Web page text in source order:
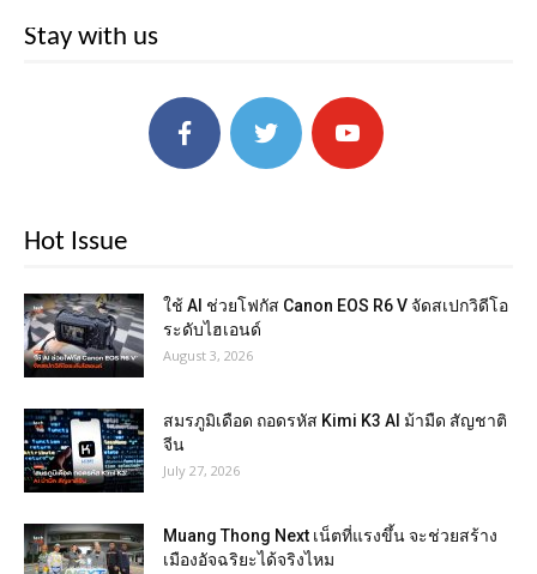
Stay with us
Hot Issue
ใช้ AI ช่วยโฟกัส Canon EOS R6 V จัดสเปกวิดีโอ
ระดับไฮเอนด์
August 3, 2026
สมรภูมิเดือด ถอดรหัส Kimi K3 AI ม้ามืด สัญชาติ
จีน
July 27, 2026
Muang Thong Next เน็ตที่แรงขึ้น จะช่วยสร้าง
เมืองอัจฉริยะได้จริงไหม